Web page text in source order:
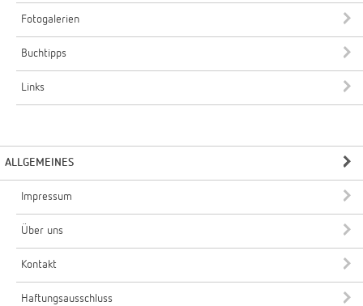
Fotogalerien
Buchtipps
Links
ALLGEMEINES
Impressum
Über uns
Kontakt
Haftungsausschluss